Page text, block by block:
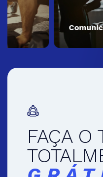
Comunicação
FAÇA O